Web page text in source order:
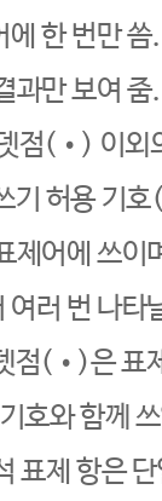
에 한 번만
과만 보여
점(•) 이외
기 허용 기호
제어에 쓰이
여러 번 나타
점(•)은 표
호와 함께
표제 항은